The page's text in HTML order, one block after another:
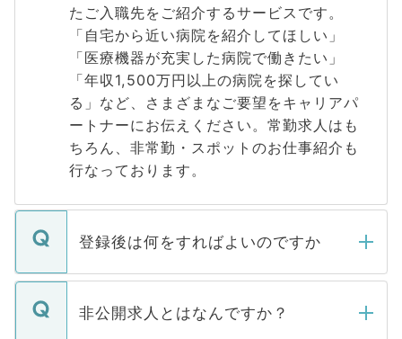
たご入職先をご紹介するサービスです。
「自宅から近い病院を紹介してほしい」
「医療機器が充実した病院で働きたい」
「年収1,500万円以上の病院を探してい
る」など、さまざまなご要望をキャリアパ
ートナーにお伝えください。常勤求人はも
ちろん、非常勤・スポットのお仕事紹介も
行なっております。
登録後は何をすればよいのですか
ご登録いただきましたら、弊社担当者がご
登録内容を確認し、その後メールもしくは
非公開求人とはなんですか？